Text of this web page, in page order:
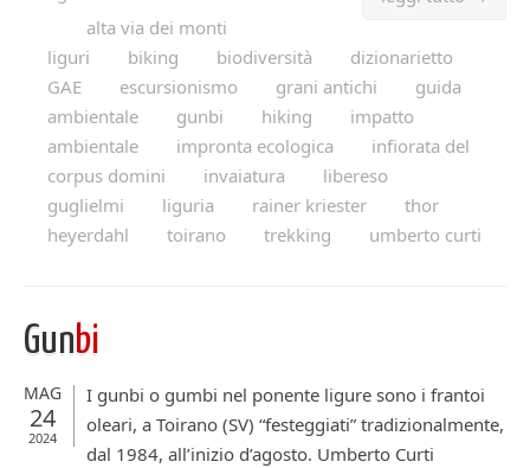
alta via dei monti
liguri
biking biodiversità
dizionarietto
GAE
escursionismo grani antichi
guida
ambientale
gunbi hiking
impatto
ambientale
impronta ecologica
infiorata del
corpus domini
invaiatura
libereso
guglielmi
liguria rainer kriester
thor
heyerdahl
toirano trekking umberto curti
Gunbi
MAG
24
2024
I gunbi o gumbi nel ponente ligure sono i frantoi
oleari, a Toirano (SV) “festeggiati” tradizionalmente,
dal 1984, all’inizio d’agosto. Umberto Curti